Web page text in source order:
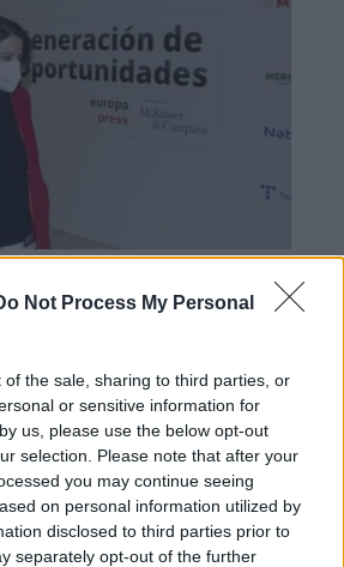
Not Process My Personal
of the sale, sharing to third parties, or
or sensitive information for
us, please use the below opt-out
selection. Please note that after your
you may continue seeing
on personal information utilized by
disclosed to third parties prior to
separately opt-out of the further
señala que “el
de la sociedad
ha sido la mejor lección